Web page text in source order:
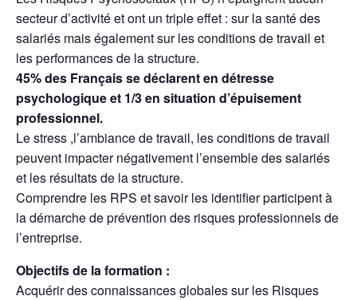
secteur d’activité et ont un triple effet : sur la santé des
salariés mais également sur les conditions de travail et
les performances de la structure.
45% des Français se déclarent en détresse
psychologique et 1/3 en situation d’épuisement
professionnel.
Le stress ,l’ambiance de travail, les conditions de travail
peuvent impacter négativement l’ensemble des salariés
et les résultats de la structure.
Comprendre les RPS et savoir les identifier participent à
la démarche de prévention des risques professionnels de
l’entreprise.
Objectifs de la formation :
Acquérir des connaissances globales sur les Risques